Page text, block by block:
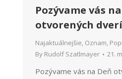
Pozývame vás
otvorených dverí
Najaktuálnejšie, Oznam,
By Rudolf Szatlmayer 21.
Pozývame vás na Deň